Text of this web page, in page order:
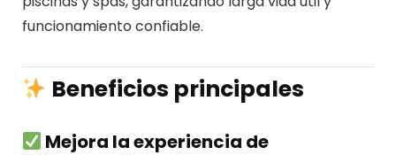
funcionamiento confiable.
Beneficios principales
Mejora la experiencia de